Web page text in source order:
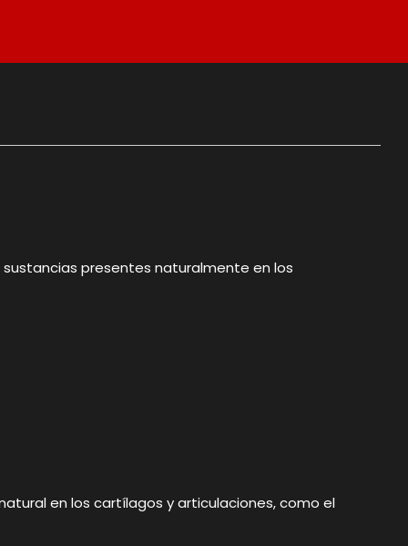
presentes naturalmente en los
en los cartílagos y articulaciones, como el